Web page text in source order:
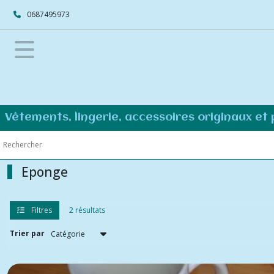
0687495973
Vêtements, lingerie, accessoires originaux
Eponge
Filtres 2 résultats
Trier par
Fermer
FILTRES
ZéroDéchet
Cuisine
ZD
Couvre-
(5)
Sacs